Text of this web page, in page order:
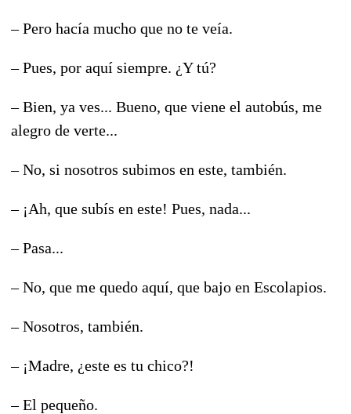
– Pero hacía mucho que no te veía.
– Pues, por aquí siempre. ¿Y tú?
– Bien, ya ves... Bueno, que viene el autobús, me
alegro de verte...
– No, si nosotros subimos en este, también.
– ¡Ah, que subís en este! Pues, nada...
– Pasa...
– No, que me quedo aquí, que bajo en Escolapios.
– Nosotros, también.
– ¡Madre, ¿este es tu chico?!
– El pequeño.